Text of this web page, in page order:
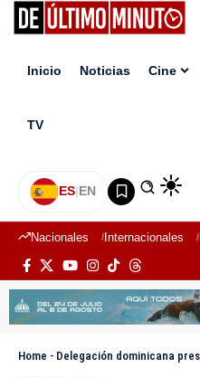
Inicio Noticias Cine
TV
ES|EN
Nacionales Internacionales
Home - Delegación dominicana presencia